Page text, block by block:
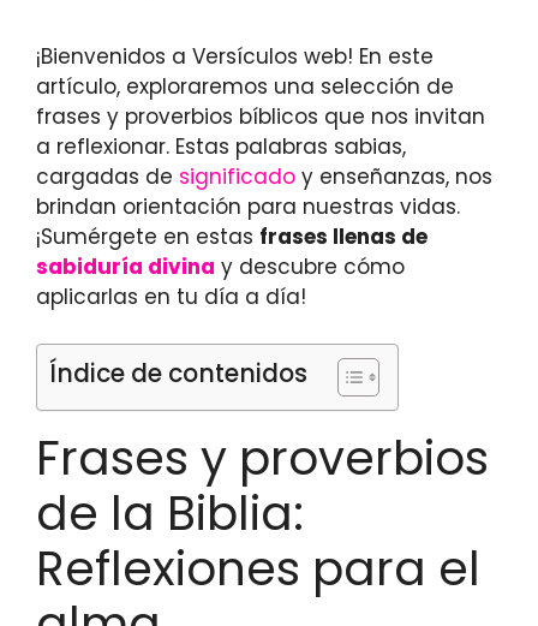
¡Bienvenidos a Versículos web! En este
artículo, exploraremos una selección de
frases y proverbios bíblicos que nos invitan
a reflexionar. Estas palabras sabias,
cargadas de significado y enseñanzas, nos
brindan orientación para nuestras vidas.
¡Sumérgete en estas frases llenas de
sabiduría divina y descubre cómo
aplicarlas en tu día a día!
Índice de contenidos
Frases y proverbios
de la Biblia:
Reflexiones para el